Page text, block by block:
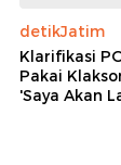
detikJatim
Klarifikasi
Pakai
'Saya Akan